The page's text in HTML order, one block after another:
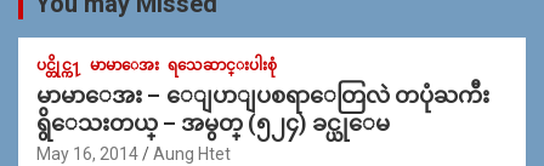
ပင္တိုင္က႑ မာမာေအး ရသေဆာင္းပါးစုံ
မာမာေအး – ေျပာျပစရာေတြလဲ တပုံႀကီး
ရွိေသးတယ္ – အမွတ္ (၅၂၄) ခင္ယုေမ
May 16, 2014 Aung Htet